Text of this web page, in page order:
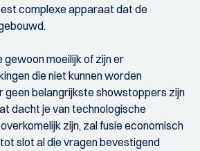
complexe apparaat dat de
moeilijk of zijn er
die niet kunnen worden
geen belangrijkste showstoppers zijn
dacht je van technologische
zijn, zal fusie economisch
slot al die vragen bevestigend